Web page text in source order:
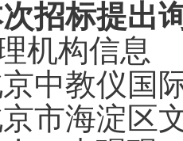
招标提出
机构信息
中教仪国
市海淀区